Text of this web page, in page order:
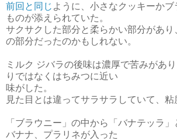
前回と同じ ように、小さなクッキーか
ものが添えられていた。
サクサクした部分と柔らかい部分があ
の部分だったのかもしれない。
ミルク ジバラの後味は濃厚で苦みがあ
りではなくはちみつに近い
味がした。
見た目とは違ってサラサラしていて、粘
「ブラウニー」の中から「バナテッラ」
バナナ、プラリネが入った